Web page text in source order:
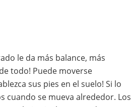
le da más balance, más
todo! Puede moverse
sus pies en el suelo! Si lo
cuando se mueva alrededor. Los